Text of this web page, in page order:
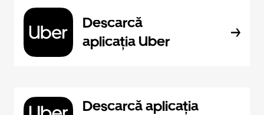
Descarcă
aplicația Uber
Descarcă aplicația